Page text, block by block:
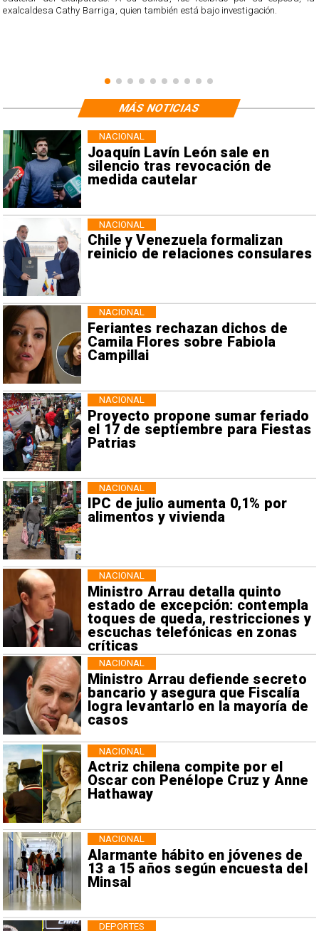
exalcaldesa Cathy Barriga, quien también está bajo investigación.
Joaquín Lavín León sale en
silencio tras revocación de
medida cautelar
NACIONAL
Chile y Venezuela formalizan
reinicio de relaciones consulares
NACIONAL
Feriantes rechazan dichos de
Camila Flores sobre Fabiola
Campillai
NACIONAL
Proyecto propone sumar feriado
el 17 de septiembre para Fiestas
Patrias
NACIONAL
IPC de julio aumenta 0,1% por
alimentos y vivienda
NACIONAL
Ministro Arrau detalla quinto
estado de excepción: contempla
toques de queda, restricciones y
escuchas telefónicas en zonas
críticas
NACIONAL
Ministro Arrau defiende secreto
bancario y asegura que Fiscalía
logra levantarlo en la mayoría de
casos
NACIONAL
Actriz chilena compite por el
Oscar con Penélope Cruz y Anne
Hathaway
NACIONAL
Alarmante hábito en jóvenes de
13 a 15 años según encuesta del
Minsal
NACIONAL
DEPORTES
MÁS NOTICIAS